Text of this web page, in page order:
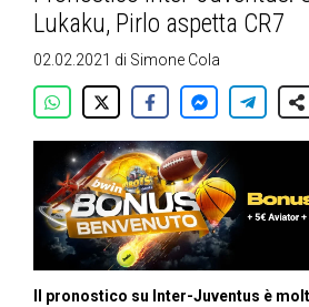
Lukaku, Pirlo aspetta CR7
02.02.2021 di Simone Cola
Il pronostico su Inter-Juventus è